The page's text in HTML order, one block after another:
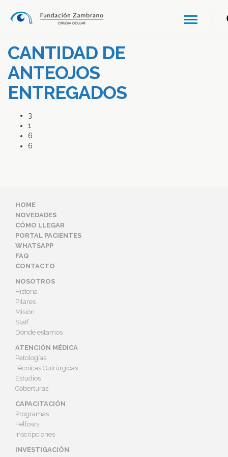
CANTIDAD DE
ANTEOJOS
ENTREGADOS
3
1
6
6
HOME
NOVEDADES
CÓMO LLEGAR
PORTAL PACIENTES
WHATSAPP
FAQ
CONTACTO
NOSOTROS
Historia
Pilares
Misión
Staff
Dónde estamos
ATENCIÓN MÉDICA
Patologías
Técnicas Quirúrgicas
Estudios
Coberturas
CAPACITACIÓN
Programas
Fellows
Inscripciones
INVESTIGACIÓN